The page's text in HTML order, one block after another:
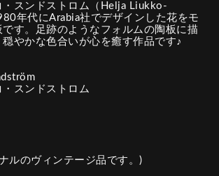
・スンドストロム（Helja Liukko-
年代にArabia社でデザインした花をモ
す。足跡のようなフォルムの陶板に描
やかな色合いが心を癒す作品です♪
スンドストロム
ルのヴィンテージ品です。)